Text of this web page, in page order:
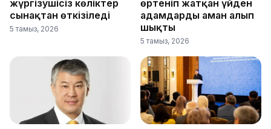
жүргізушісіз көліктер
сынақтан өткізіледі
5 тамыз, 2026
өртеніп жатқан үйден
адамдарды аман алып
шықты
5 тамыз, 2026